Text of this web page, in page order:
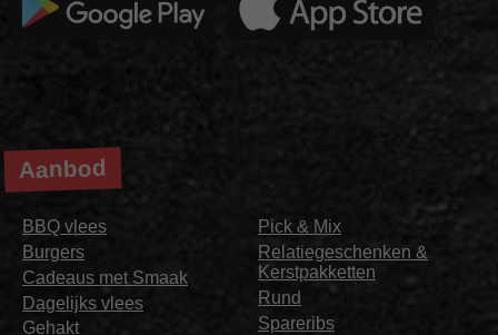
Aanbod
BBQ vlees
Burgers
Cadeaus met Smaak
Dagelijks vlees
Gehakt
Pick & Mix
Relatiegeschenken &
Kerstpakketten
Rund
Spareribs